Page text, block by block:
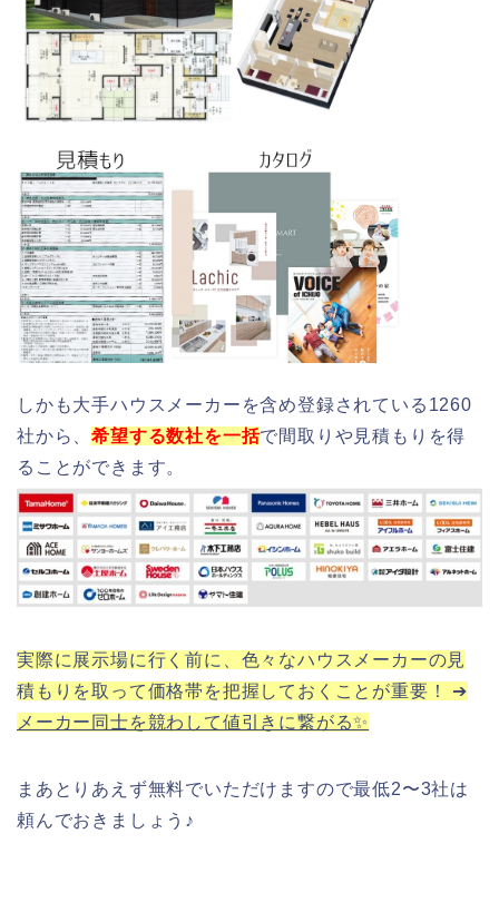
しかも大手ハウスメーカーを含め登録されている1260
社から、希望する数社を一括で間取りや見積もりを得
ることができます。
実際に展示場に行く前に、色々なハウスメーカーの見
積もりを取って価格帯を把握しておくことが重要！ ➔
メーカー同士を競わして値引きに繋がる✨
まあとりあえず無料でいただけますので最低2〜3社は
頼んでおきましょう♪